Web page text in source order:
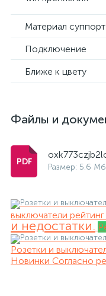
Материал
Подключение
Ближе к цвету
Файлы и
Размер: 5.6 Мб
выключатели
и недостатки.
Розетки и
Новинки Согласно